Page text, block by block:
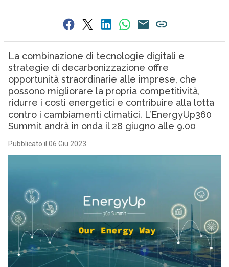
La combinazione di tecnologie digitali e
strategie di decarbonizzazione offre
opportunità straordinarie alle imprese, che
possono migliorare la propria competitività,
ridurre i costi energetici e contribuire alla lotta
contro i cambiamenti climatici. L’EnergyUp360
Summit andrà in onda il 28 giugno alle 9.00
Pubblicato il 06 Giu 2023